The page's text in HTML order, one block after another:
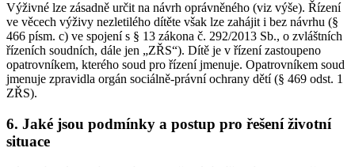
Výživné lze zásadně určit na návrh oprávněného (viz výše). Řízení
ve věcech výživy nezletilého dítěte však lze zahájit i bez návrhu (§
466 písm. c) ve spojení s § 13 zákona č. 292/2013 Sb., o zvláštních
řízeních soudních, dále jen „ZŘS“). Dítě je v řízení zastoupeno
opatrovníkem, kterého soud pro řízení jmenuje. Opatrovníkem soud
jmenuje zpravidla orgán sociálně-právní ochrany dětí (§ 469 odst. 1
ZŘS).
6. Jaké jsou podmínky a postup pro řešení životní
situace